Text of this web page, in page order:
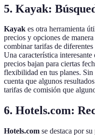
5. Kayak:
Kayak es otra herramienta
precios y opciones de
combinar tarifas de
Una característica
precios bajan para ciertas
flexibilidad en tus planes.
cuenta que algunos
tarifas de comisión que
6. Hotels.com:
Hotels.com se destaca por